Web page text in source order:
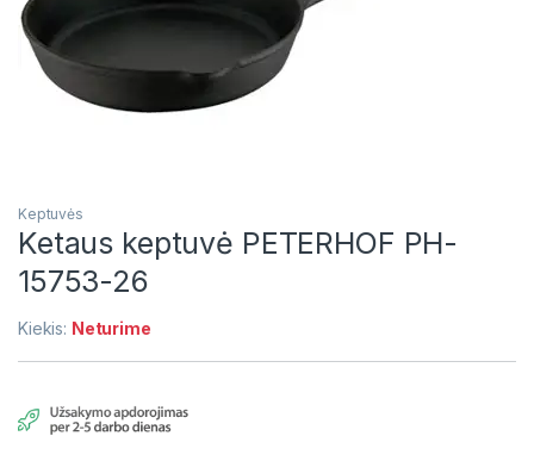
Keptuvės
Ketaus keptuvė PETERHOF PH-
15753-26
Kiekis: Neturime